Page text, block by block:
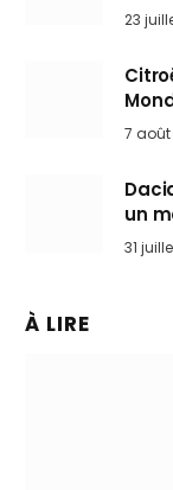
23
Mini
7 août
un
31
À LIRE